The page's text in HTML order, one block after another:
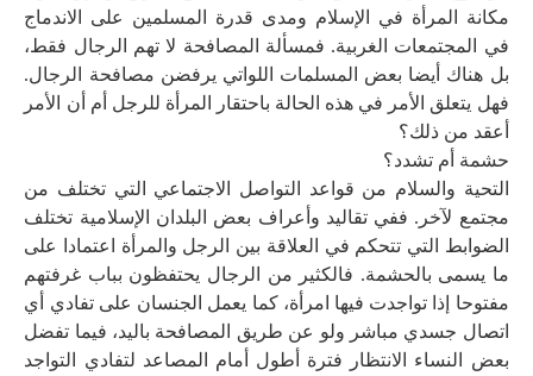
مكانة المرأة في الإسلام ومدى قدرة المسلمين على الاندماج
في المجتمعات الغربية. فمسألة المصافحة لا تهم الرجال فقط،
بل هناك أيضا بعض المسلمات اللواتي يرفضن مصافحة الرجال.
فهل يتعلق الأمر في هذه الحالة باحتقار المرأة للرجل أم أن الأمر
أعقد من ذلك؟
حشمة أم تشدد؟
التحية والسلام من قواعد التواصل الاجتماعي التي تختلف من
مجتمع لآخر. ففي تقاليد وأعراف بعض البلدان الإسلامية تختلف
الضوابط التي تتحكم في العلاقة بين الرجل والمرأة اعتمادا على
ما يسمى بالحشمة. فالكثير من الرجال يحتفظون بباب غرفتهم
مفتوحا إذا تواجدت فيها امرأة، كما يعمل الجنسان على تفادي أي
اتصال جسدي مباشر ولو عن طريق المصافحة باليد، فيما تفضل
بعض النساء الانتظار فترة أطول أمام المصاعد لتفادي التواجد